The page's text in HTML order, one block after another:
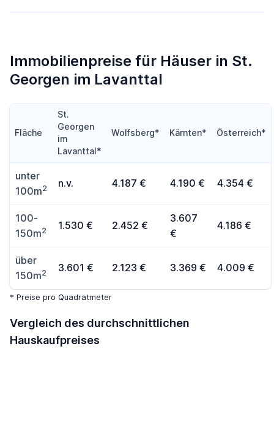
Immobilienpreise für Häuser in St.
Georgen im Lavanttal
Fläche
St.
Georgen
im
Lavanttal*
Wolfsberg* Kärnten* Österreich*
unter
100m2 n.v. 4.187 € 4.190 € 4.354 €
100-
150m2 1.530 € 2.452 €
3.607
€
4.186 €
über
150m2 3.601 € 2.123 € 3.369 € 4.009 €
* Preise pro Quadratmeter
Vergleich des durchschnittlichen
Hauskaufpreises